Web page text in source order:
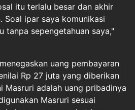
itu terlalu besar dan akhir
Soal ipar saya komunikasi
tanpa sepengetahuan saya,"
uang pembayaran
Rp 27 juta yang diberikan
Masruri adalah uang pribadinya
Masruri sesuai